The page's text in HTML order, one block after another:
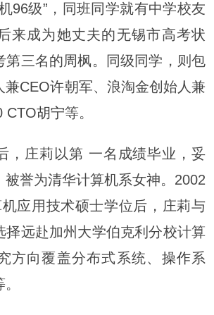
96级”，同班同学就有中学校友
来成为她丈夫的无锡市高考状
第三名的周枫。同级同学，则包
兼CEO许朝军、浪淘金创始人兼
CTO胡宁等。
，庄莉以第 一名成绩毕业，妥
被誉为清华计算机系女神。2002
应用技术硕士学位后，庄莉与
择远赴加州大学伯克利分校计算
方向覆盖分布式系统、 操作系